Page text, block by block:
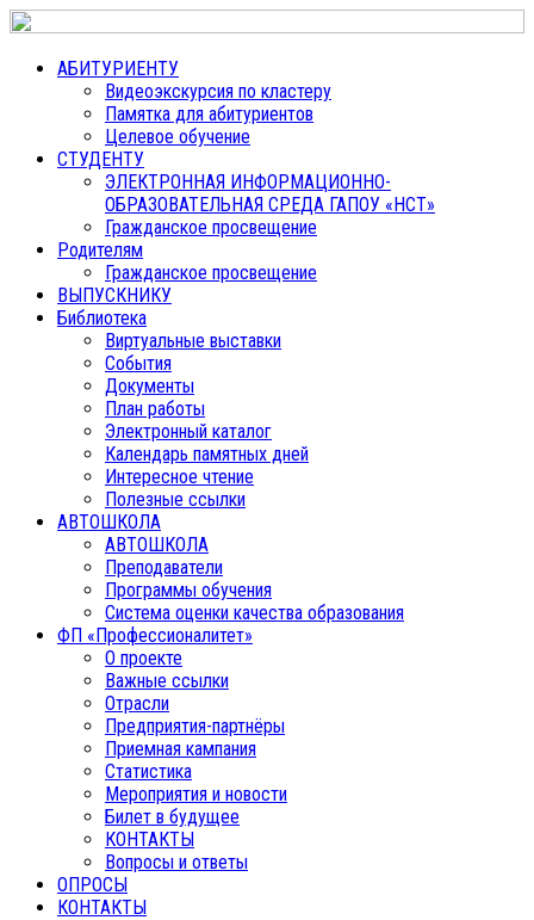
АБИТУРИЕНТУ
Видеоэкскурсия по кластеру
Памятка для абитуриентов
Целевое обучение
СТУДЕНТУ
ЭЛЕКТРОННАЯ ИНФОРМАЦИОННО-
ОБРАЗОВАТЕЛЬНАЯ СРЕДА ГАПОУ «НСТ»
Гражданское просвещение
Родителям
Гражданское просвещение
ВЫПУСКНИКУ
Библиотека
Виртуальные выставки
События
Документы
План работы
Электронный каталог
Календарь памятных дней
Интересное чтение
Полезные ссылки
АВТОШКОЛА
АВТОШКОЛА
Преподаватели
Программы обучения
Система оценки качества образования
ФП «Профессионалитет»
О проекте
Важные ссылки
Отрасли
Предприятия-партнёры
Приемная кампания
Статистика
Мероприятия и новости
Билет в будущее
КОНТАКТЫ
Вопросы и ответы
ОПРОСЫ
КОНТАКТЫ